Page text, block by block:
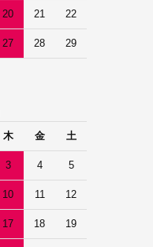
20 21 22
27 28 29
木 金 土
3 4 5
10 11 12
17 18 19